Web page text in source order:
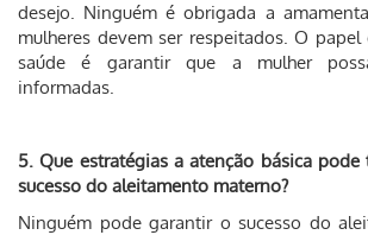
desejo. Ninguém é obrigada a
mulheres devem ser respeitados. O
saúde é garantir que a mulher
informadas.
5. Que estratégias a atenção básica pode
sucesso do aleitamento materno?
Ninguém pode garantir o sucesso do